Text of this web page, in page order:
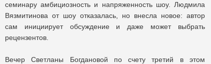
семинару амбициозность и напряженность шоу. Людмила
Вязмитинова от шоу отказалась, но внесла новое: автор
сам инициирует обсуждение и даже может выбрать
рецензентов.
Вечер Светланы Богдановой по счету третий в этом